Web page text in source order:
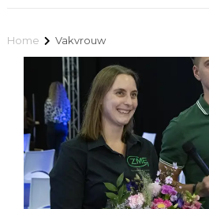
Home Vakvrouw